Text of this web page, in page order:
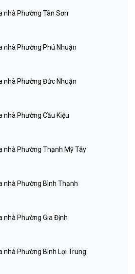
nhà Phường Tân Sơn
nhà Phường Phú Nhuận
nhà Phường Đức Nhuận
nhà Phường Cầu Kiệu
nhà Phường Thạnh Mỹ Tây
nhà Phường Bình Thạnh
nhà Phường Gia Định
nhà Phường Bình Lợi Trung